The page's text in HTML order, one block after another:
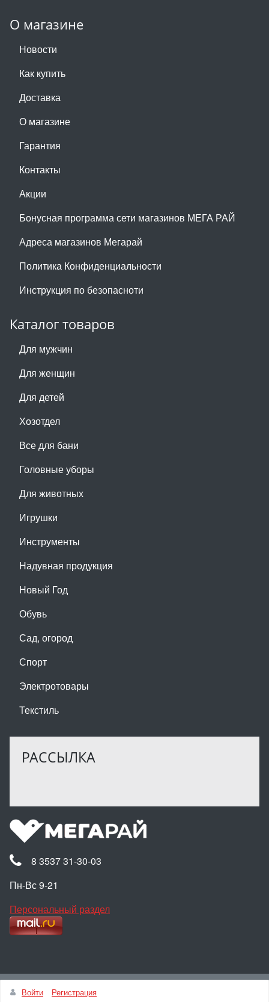
О магазине
Новости
Как купить
Доставка
О магазине
Гарантия
Контакты
Акции
Бонусная программа сети магазинов МЕГА РАЙ
Адреса магазинов Мегарай
Политика Конфиденциальности
Инструкция по безопасноти
Каталог товаров
Для мужчин
Для женщин
Для детей
Хозотдел
Все для бани
Головные уборы
Для животных
Игрушки
Инструменты
Надувная продукция
Новый Год
Обувь
Сад, огород
Спорт
Электротовары
Текстиль
РАССЫЛКА
8 3537 31-30-03
Пн-Вс 9-21
Персональный раздел
Войти
Регистрация